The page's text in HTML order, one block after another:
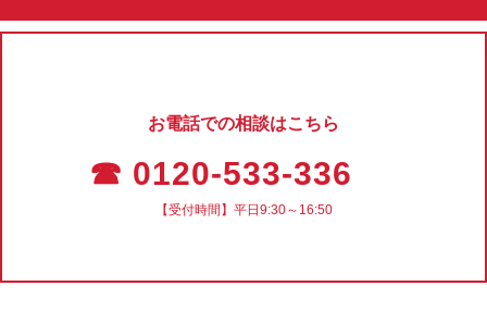
お電話での相談はこちら
☎ 0120-533-336
【受付時間】平日9:30～16:50